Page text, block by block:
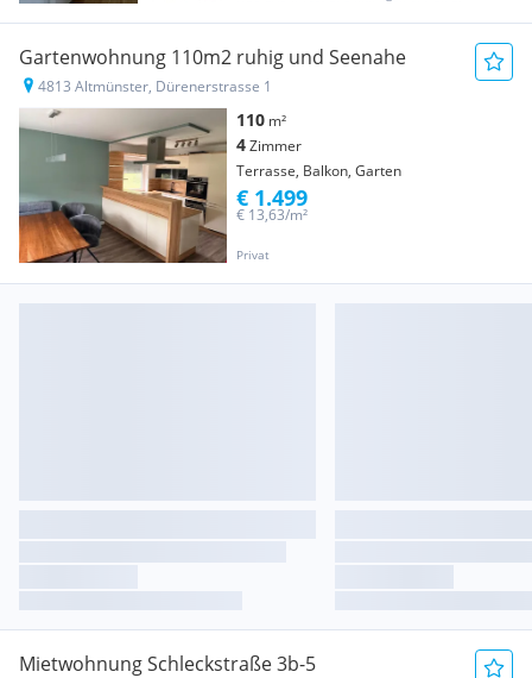
Gartenwohnung 110m2 ruhig und Seenahe
4813 Altmünster, Dürenerstrasse 1
110 m²
4Zimmer
Terrasse, Balkon, Garten
Privat
€ 13,63/m²
€ 1.499
Mietwohnung Schleckstraße 3b-5